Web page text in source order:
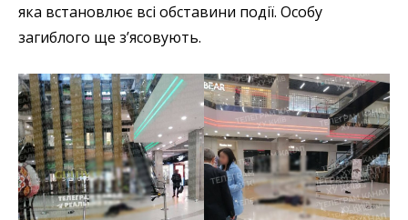
яка встановлює всі обставини події. Особу
загиблого ще з’ясовують.